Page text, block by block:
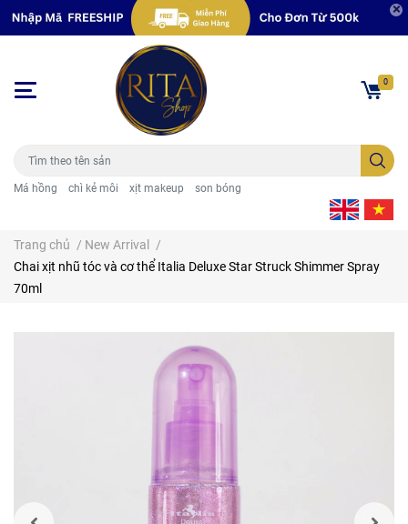
Má hồng chì kẻ môi xịt makeup son bóng
0
Trang chủ / New Arrival
/
Chai xịt nhũ tóc và cơ thể Italia Deluxe Star Struck Shimmer Spray
70ml